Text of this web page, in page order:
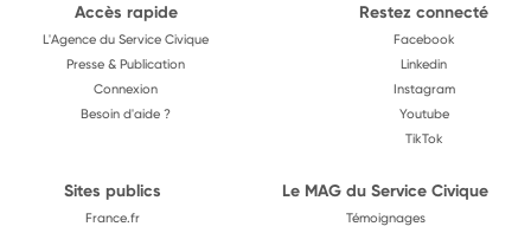
Accès rapide
L'Agence du Service Civique
Presse & Publication
Connexion
Besoin d'aide ?
Restez connecté
Facebook
Linkedin
Instagram
Youtube
TikTok
Sites publics
France.fr
Le MAG du Service Civique
Témoignages